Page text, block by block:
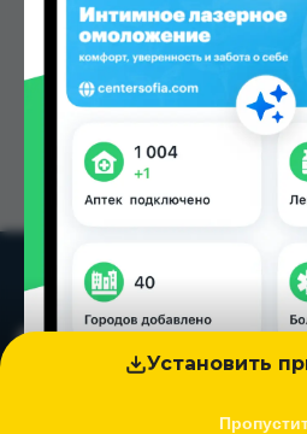
Установить